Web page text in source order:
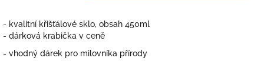
- kvalitní křišťálové sklo, obsah 450ml
- dárková krabička v ceně
- vhodný dárek pro milovníka přírody